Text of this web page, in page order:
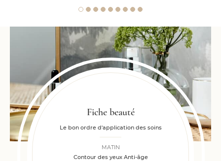
Fiche beauté
Le bon ordre d'application des soins
MATIN
Contour des yeux Anti-âge